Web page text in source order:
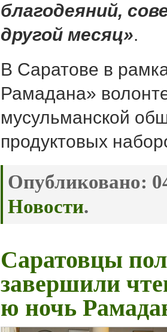
благодеяний,
другой месяц».
В Саратове в
Рамадана»
мусульманской
продуктовых
Опубликовано:
Новости.
Саратовцы
завершили
ю ночь